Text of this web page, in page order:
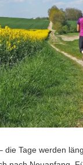
die Tage werden